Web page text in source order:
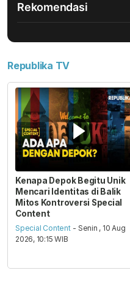
Rekomendasi
Republika TV
Kenapa Depok Begitu Unik
Mencari Identitas di Balik
Mitos Kontroversi Special
Content
Special Content - Senin , 10 Aug
2026, 10:15 WIB